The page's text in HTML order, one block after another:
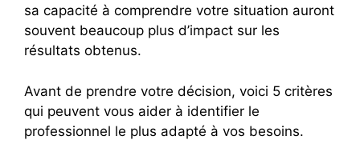
sa capacité à comprendre votre situation auront
souvent beaucoup plus d’impact sur les
résultats obtenus.
Avant de prendre votre décision, voici 5 critères
qui peuvent vous aider à identifier le
professionnel le plus adapté à vos besoins.